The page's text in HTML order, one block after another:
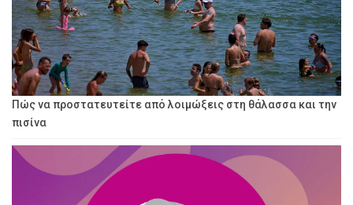
Πώς να προστατευτείτε από λοιμώξεις στη θάλασσα και την
πισίνα